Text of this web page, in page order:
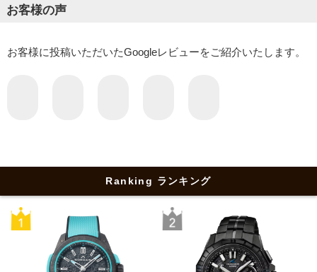
お客様の声
お客様に投稿いただいたGoogleレビューをご紹介いたします。
Ranking ランキング